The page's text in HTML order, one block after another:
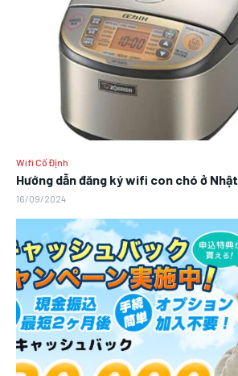
Wifi Cố Định
Hướng dẫn đăng ký wifi con chó ở Nhật
16/09/2024